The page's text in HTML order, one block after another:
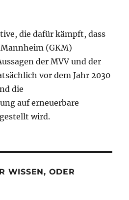
die dafür kämpft, dass
(GKM)
der MVV und der
vor dem Jahr 2030
die
auf erneuerbare
wird.
WISSEN, ODER